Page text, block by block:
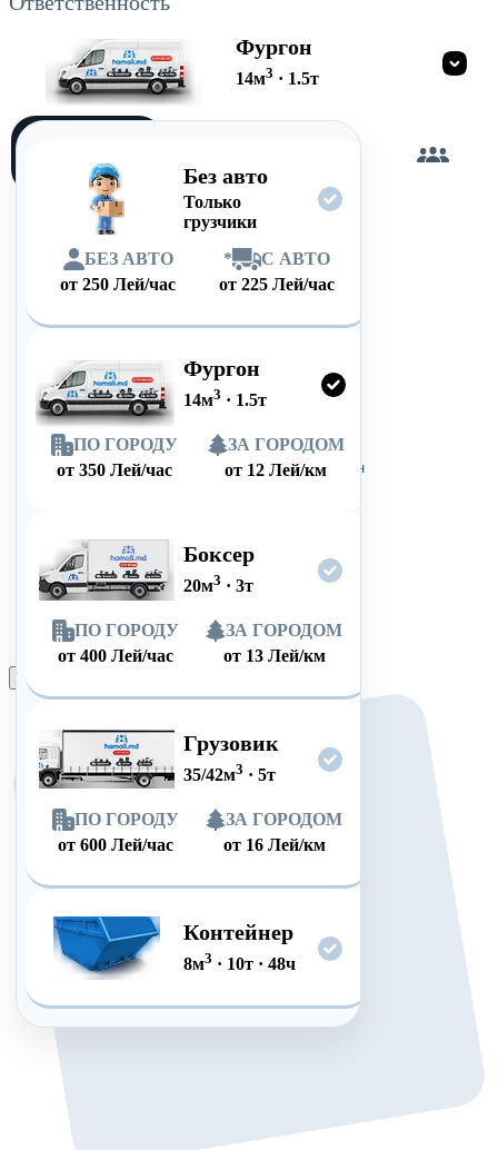
Фургон
14м3 · 1.5т
Без авто
Только
грузчики
БЕЗ АВТО
от250 Лей/час
*
С АВТО
от 225 Лей/час
Фургон
14м3 · 1.5т
ПО ГОРОДУ
от 350 Лей/час
ЗА ГОРОДОМ
от 12 Лей/км
Боксер
20м3 · 3т
ПО ГОРОДУ
от 400 Лей/час
ЗА ГОРОДОМ
от 13 Лей/км
Грузовик
35/42м3 · 5т
ПО ГОРОДУ
от 600 Лей/час
ЗА ГОРОДОМ
от 16 Лей/км
Контейнер
8м3 · 10т· 48ч
Оформить заказ